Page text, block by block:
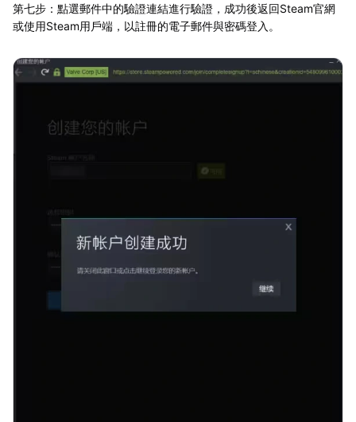
第七步：點選郵件中的驗證連結進行驗證，成功後返回Steam官網
或使用Steam用戶端，以註冊的電子郵件與密碼登入。